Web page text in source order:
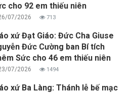
cho 92 em thiếu niên
07/2026 713
xứ Đạt Giáo: Đức Cha Giuse
Đức Cường ban Bí tích
Sức cho 46 em thiếu niên
07/2026 1494
xứ Ba Làng: Thánh lễ bế mạc